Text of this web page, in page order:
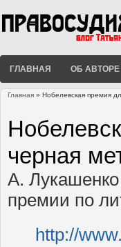
ГЛАВНАЯ ОБ АВТОРЕ
Главная » Нобелевская премия
черная
А.
премии по
http://